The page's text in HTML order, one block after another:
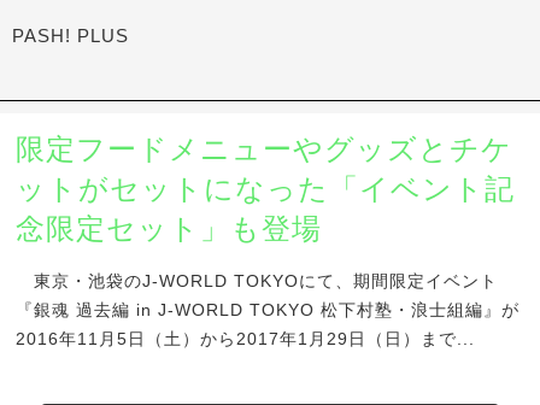
PASH! PLUS
限定フードメニューやグッズとチケ
ットがセットになった「イベント記
念限定セット」も登場
東京・池袋のJ-WORLD TOKYOにて、期間限定イベント
『銀魂 過去編 in J-WORLD TOKYO 松下村塾・浪士組編』が
2016年11月5日（土）から2017年1月29日（日）まで...